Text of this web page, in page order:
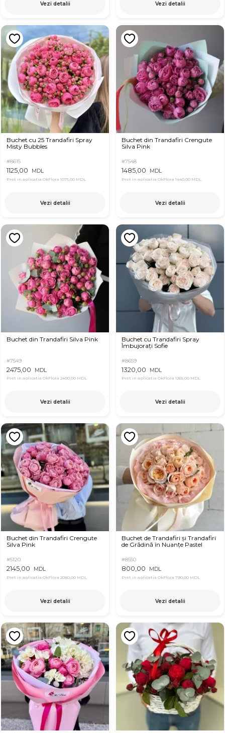
Vezi detalii Vezi detalii
Buchet cu 25 Trandafiri Spray
Misty Bubbles
#8615
1125,00 MDL
Pret in aplicatia OkFlora 1075,00 MDL
Vezi detalii
Buchet din Trandafiri Crengute
Silva Pink
#7548
1485,00 MDL
Pret in aplicatia OkFlora 1440,00 MDL
Vezi detalii
Buchet din Trandafiri Silva Pink
#7549
2475,00 MDL
Pret in aplicatia OkFlora 2400,00 MDL
Vezi detalii
Buchet cu Trandafiri Spray
Îmbujorați Sofie
#8659
1320,00 MDL
Pret in aplicatia OkFlora 1265,00 MDL
Vezi detalii
Buchet din Trandafiri Crengute
Silva Pink
#5120
2145,00 MDL
Pret in aplicatia OkFlora 2080,00 MDL
Vezi detalii
Buchet de Trandafiri și Trandafiri
de Grădină în Nuanțe Pastel
#8550
800,00 MDL
Pret in aplicatia OkFlora 790,00 MDL
Vezi detalii